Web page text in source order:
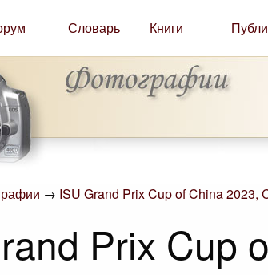
Словарь Книги
→ ISU Grand Prix Cup of China 2023,
Prix Cup